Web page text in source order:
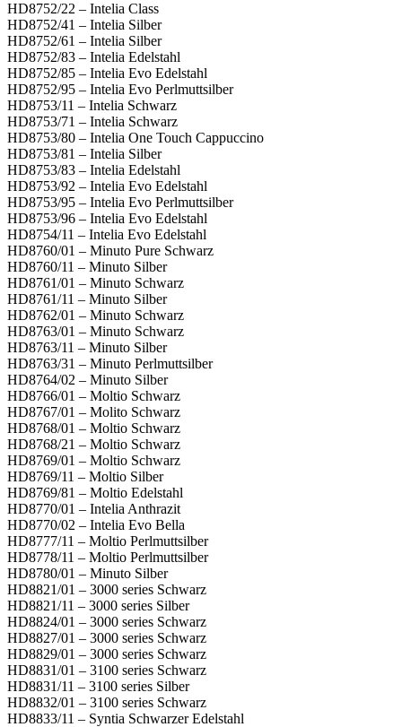
HD8752/22 – Intelia Class
HD8752/41 – Intelia Silber
HD8752/61 – Intelia Silber
HD8752/83 – Intelia Edelstahl
HD8752/85 – Intelia Evo Edelstahl
HD8752/95 – Intelia Evo Perlmuttsilber
HD8753/11 – Intelia Schwarz
HD8753/71 – Intelia Schwarz
HD8753/80 – Intelia One Touch Cappuccino
HD8753/81 – Intelia Silber
HD8753/83 – Intelia Edelstahl
HD8753/92 – Intelia Evo Edelstahl
HD8753/95 – Intelia Evo Perlmuttsilber
HD8753/96 – Intelia Evo Edelstahl
HD8754/11 – Intelia Evo Edelstahl
HD8760/01 – Minuto Pure Schwarz
HD8760/11 – Minuto Silber
HD8761/01 – Minuto Schwarz
HD8761/11 – Minuto Silber
HD8762/01 – Minuto Schwarz
HD8763/01 – Minuto Schwarz
HD8763/11 – Minuto Silber
HD8763/31 – Minuto Perlmuttsilber
HD8764/02 – Minuto Silber
HD8766/01 – Moltio Schwarz
HD8767/01 – Molito Schwarz
HD8768/01 – Moltio Schwarz
HD8768/21 – Moltio Schwarz
HD8769/01 – Moltio Schwarz
HD8769/11 – Moltio Silber
HD8769/81 – Moltio Edelstahl
HD8770/01 – Intelia Anthrazit
HD8770/02 – Intelia Evo Bella
HD8777/11 – Moltio Perlmuttsilber
HD8778/11 – Moltio Perlmuttsilber
HD8780/01 – Minuto Silber
HD8821/01 – 3000 series Schwarz
HD8821/11 – 3000 series Silber
HD8824/01 – 3000 series Schwarz
HD8827/01 – 3000 series Schwarz
HD8829/01 – 3000 series Schwarz
HD8831/01 – 3100 series Schwarz
HD8831/11 – 3100 series Silber
HD8832/01 – 3100 series Schwarz
HD8833/11 – Syntia Schwarzer Edelstahl